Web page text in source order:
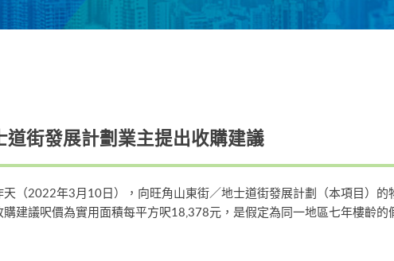
道街發展計劃業主提出收購建議
（2022年3月10日），向旺角山東街／地士道街發展計劃（本項目）
建議呎價為實用面積每平方呎18,378元，是假定為同一地區七年樓齡